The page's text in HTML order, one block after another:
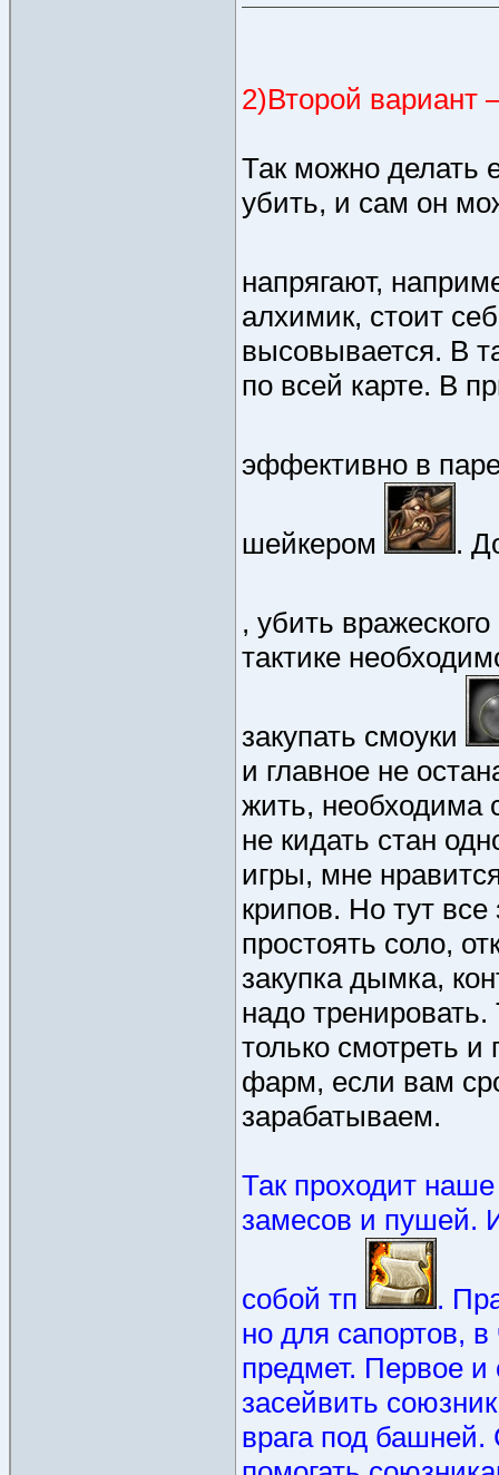
2)Второй вариант
Так можно делать
убить, и сам он
напрягают,
алхимик, стоит
высовывается. В
по всей карте. В
эффективно в
шейкером .
, убить
тактике
закупать смоуки
и главное не
жить, необходима
не кидать стан
игры, мне
крипов. Но тут
простоять соло,
закупка дымка,
надо
только смотреть
фарм, если вам
зарабатываем.
Так проходит
замесов и пушей.
собой тп
.
но для сапортов,
предмет. Первое и
засейвить
врага под башней.